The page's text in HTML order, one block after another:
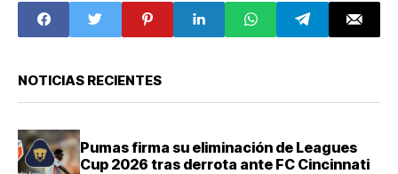
el futbol de
Europa
de salud
NOTICIAS RECIENTES
Pumas firma su eliminación de Leagues
Cup 2026 tras derrota ante FC Cincinnati